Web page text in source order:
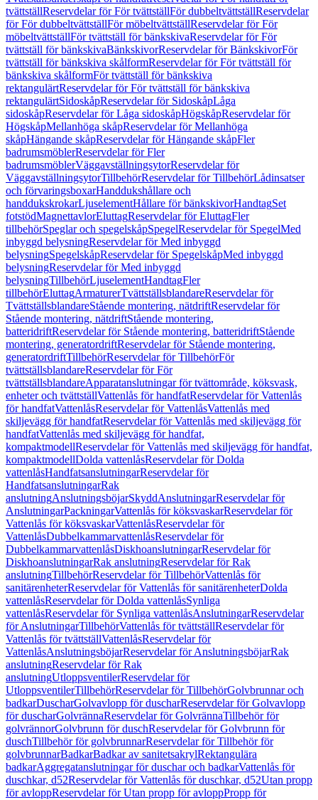
tvättställReservdelar för För tvättställFör dubbeltvättställReservdelar
för För dubbeltvättställFör möbeltvättställReservdelar för För
möbeltvättställFör tvättställ för bänkskivaReservdelar för För
tvättställ för bänkskivaBänkskivorReservdelar för BänkskivorFör
tvättställ för bänkskiva skålformReservdelar för För tvättställ för
bänkskiva skålformFör tvättställ för bänkskiva
rektangulärtReservdelar för För tvättställ för bänkskiva
rektangulärtSidoskåpReservdelar för SidoskåpLåga
sidoskåpReservdelar för Låga sidoskåpHögskåpReservdelar för
HögskåpMellanhöga skåpReservdelar för Mellanhöga
skåpHängande skåpReservdelar för Hängande skåpFler
badrumsmöblerReservdelar för Fler
badrumsmöblerVäggavställningsytorReservdelar för
VäggavställningsytorTillbehörReservdelar för TillbehörLådinsatser
och förvaringsboxarHanddukshållare och
handdukskrokarLjuselementHållare för bänkskivorHandtagSet
fotstödMagnettavlorEluttagReservdelar för EluttagFler
tillbehörSpeglar och spegelskåpSpegelReservdelar för SpegelMed
inbyggd belysningReservdelar för Med inbyggd
belysningSpegelskåpReservdelar för SpegelskåpMed inbyggd
belysningReservdelar för Med inbyggd
belysningTillbehörLjuselementHandtagFler
tillbehörEluttagArmaturerTvättställsblandareReservdelar för
TvättställsblandareStående montering, nätdriftReservdelar för
Stående montering, nätdriftStående montering,
batteridriftReservdelar för Stående montering, batteridriftStående
montering, generatordriftReservdelar för Stående montering,
generatordriftTillbehörReservdelar för TillbehörFör
tvättställsblandareReservdelar för För
tvättställsblandareApparatanslutningar för tvättområde, köksvask,
enheter och tvättställVattenlås för handfatReservdelar för Vattenlås
för handfatVattenlåsReservdelar för VattenlåsVattenlås med
skiljevägg för handfatReservdelar för Vattenlås med skiljevägg för
handfatVattenlås med skiljevägg för handfat,
kompaktmodellReservdelar för Vattenlås med skiljevägg för handfat,
kompaktmodellDolda vattenlåsReservdelar för Dolda
vattenlåsHandfatsanslutningarReservdelar för
HandfatsanslutningarRak
anslutningAnslutningsböjarSkyddAnslutningarReservdelar för
AnslutningarPackningarVattenlås för köksvaskarReservdelar för
Vattenlås för köksvaskarVattenlåsReservdelar för
VattenlåsDubbelkammarvattenlåsReservdelar för
DubbelkammarvattenlåsDiskhoanslutningarReservdelar för
DiskhoanslutningarRak anslutningReservdelar för Rak
anslutningTillbehörReservdelar för TillbehörVattenlås för
sanitärenheterReservdelar för Vattenlås för sanitärenheterDolda
vattenlåsReservdelar för Dolda vattenlåsSynliga
vattenlåsReservdelar för Synliga vattenlåsAnslutningarReservdelar
för AnslutningarTillbehörVattenlås för tvättställReservdelar för
Vattenlås för tvättställVattenlåsReservdelar för
VattenlåsAnslutningsböjarReservdelar för AnslutningsböjarRak
anslutningReservdelar för Rak
anslutningUtloppsventilerReservdelar för
UtloppsventilerTillbehörReservdelar för TillbehörGolvbrunnar och
badkarDuscharGolvavlopp för duscharReservdelar för Golvavlopp
för duscharGolvrännaReservdelar för GolvrännaTillbehör för
golvrännorGolvbrunn för duschReservdelar för Golvbrunn för
duschTillbehör för golvbrunnarReservdelar för Tillbehör för
golvbrunnarBadkarBadkar av sanitetsakrylRektangulära
badkarAggregatanslutningar för duschar och badkarVattenlås för
duschkar, d52Reservdelar för Vattenlås för duschkar, d52Utan propp
för avloppReservdelar för Utan propp för avloppPropp för